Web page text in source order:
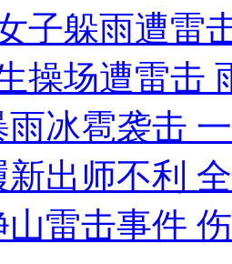
警民合力深夜将其击毙
痛下狠手拳打脚踢
生回应
霸凌主义
子躲雨遭雷
操场遭雷击
冰雹袭击
新出师不利
雷击事件